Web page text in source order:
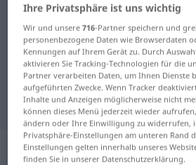
Kroatisch-Deutsch Wörterbuch
Kroatisch-Deutsch
"brzo"
"brzo" Deutsch
„brzo“: prilog
Ihre Privatsphäre ist uns wichtig
Wir und unsere716-Partner speichern und
personenbezogene Daten wie Browserdaten
Kennungen auf Ihrem Gerät zu. Durch
aktivieren Sie Tracking-Technologien für die
Partner verarbeiten Daten, um Ihnen Dienste
aufgeführten Zwecke. Wenn Tracker
Inhalte und Anzeigen möglicherweise nicht
können dieses Menü jederzeit wieder
ändern oder Ihre Einwilligung zu widerrufen,
Privatsphäre-Einstellungen am unteren Rand
Einstellungen gelten innerhalb unseres
finden Sie in unserer Datenschutzerklärung.